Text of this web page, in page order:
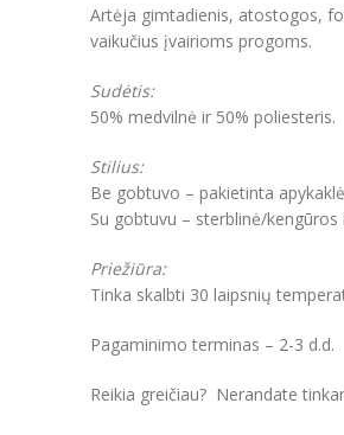
Artėja gimtadienis, atostogos,
vaikučius įvairioms progoms.
Sudėtis:
50% medvilnė ir 50% poliesteris.
Stilius:
Be gobtuvo – pakietinta
Su gobtuvu – sterblinė/
Priežiūra:
Tinka skalbti 30 laipsnių
Pagaminimo terminas – 2-3 d.d.
Reikia greičiau? Nerandate